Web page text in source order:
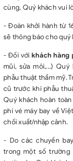
cùng, Quý khách vui
- Đoàn khởi hành từ
sẽ thông báo cho quý
- Đối với khách hàng
mũi, sửa môi,...)
phẫu thuật thẩm mỹ.
cũ trước khi phẫu
Quý khách hoàn
phí vé máy bay về
chối xuất/nhập cảnh.
- Do các chuyến
trong một số trường